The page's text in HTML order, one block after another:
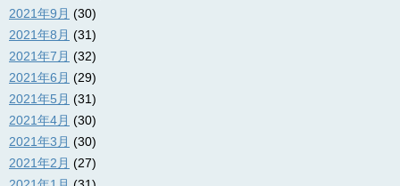
2021年9月 (30)
2021年8月 (31)
2021年7月 (32)
2021年6月 (29)
2021年5月 (31)
2021年4月 (30)
2021年3月 (30)
2021年2月 (27)